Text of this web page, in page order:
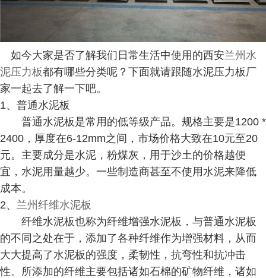
如今大家是否了解我们日常生活中使用的西安兰州水
泥压力板都有哪些分类呢？下面就请跟随水泥压力板厂
家一起去了解一下吧。
1、普通水泥板
普通水泥板是常用的低等级产品。规格主要是1200 *
2400，厚度在6-12mm之间，市场价格大致在10元至20
元。主要成分是水泥，粉煤灰，用于沙土的价格越便
宜，水泥用量越少。一些制造商甚至不使用水泥来降低
成本。
2、 兰州纤维水泥板
纤维水泥板也称为纤维增强水泥板，与普通水泥板
的不同之处在于，添加了各种纤维作为增强材料，从而
大大提高了水泥板的强度，柔韧性，抗弯性和抗冲击
性。所添加的纤维主要包括诸如石棉的矿物纤维，诸如